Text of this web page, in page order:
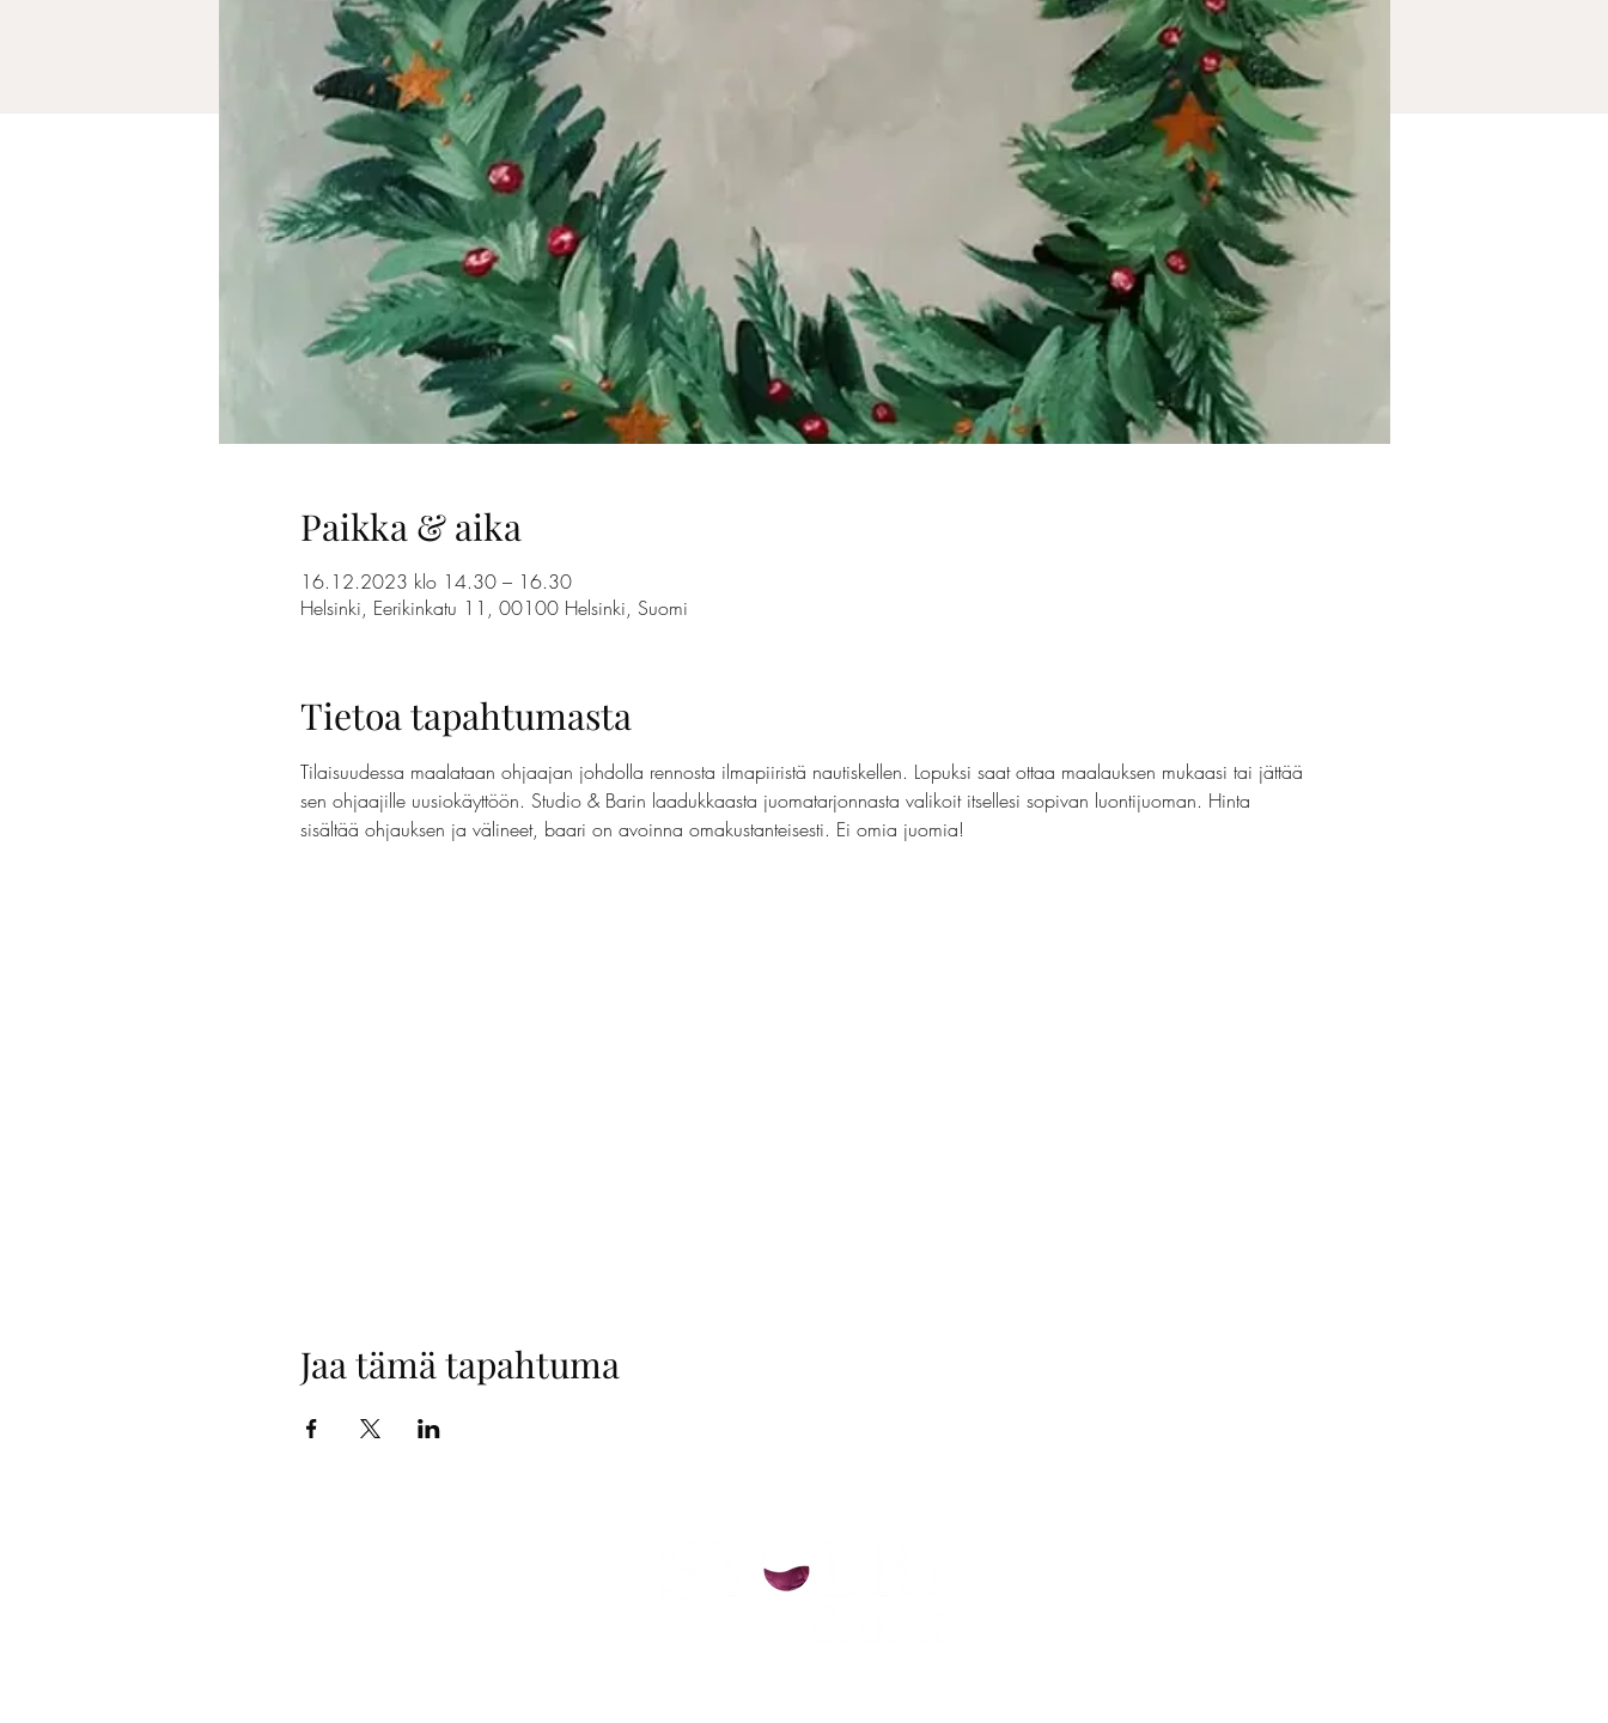
Paikka & aika
16.12.2023 klo 14.30 – 16.30
Helsinki, Eerikinkatu 11, 00100 Helsinki, Suomi
Tietoa tapahtumasta
Tilaisuudessa maalataan ohjaajan johdolla rennosta ilmapiiristä nautiskellen. Lopuksi saat ottaa maalauksen mukaasi tai jättää
sen ohjaajille uusiokäyttöön. Studio & Barin laadukkaasta juomatarjonnasta valikoit itsellesi sopivan luontijuoman. Hinta
sisältää ohjauksen ja välineet, baari on avoinna omakustanteisesti. Ei omia juomia!
Jaa tämä tapahtuma